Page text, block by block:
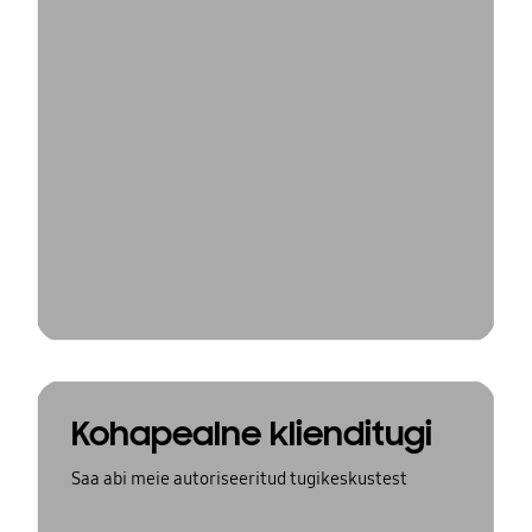
Kohapealne klienditugi
Saa abi meie autoriseeritud tugikeskustest